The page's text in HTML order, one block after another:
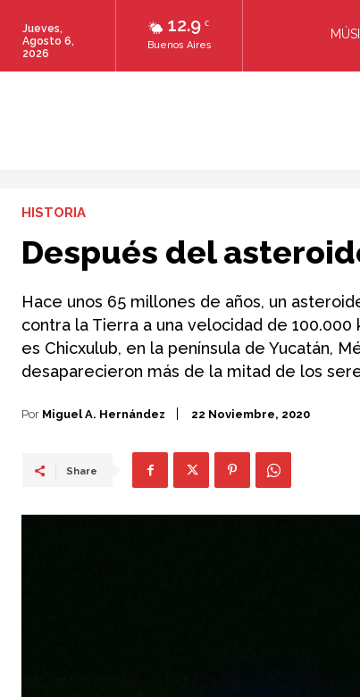
12.9 C
Buenos Aires
Jueves,
Agosto 6,
2026
HISTORIA
Después del
Hace unos 65 millones de años, un
contra la Tierra a una velocidad de
es Chicxulub, en la península de Yucatán,
desaparecieron más de la mitad de los
Por Miguel A. Hernández 22 Noviembre, 2020
Share